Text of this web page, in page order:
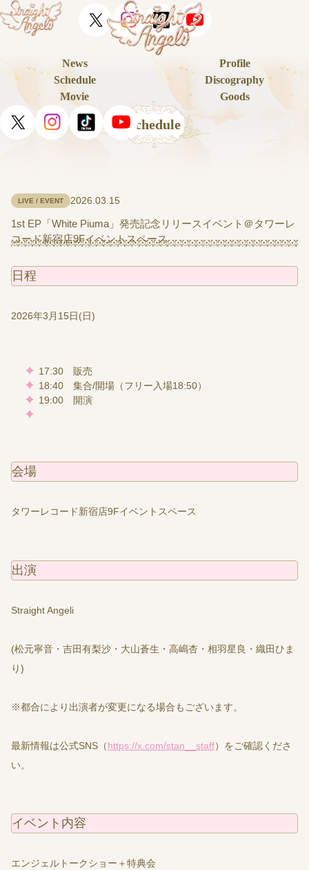
News
Profile
Schedule
Discography
Movie
Goods
Schedule
2026.03.15
LIVE / EVENT
1st EP「White Piuma」発売記念リリースイベント＠タワーレ
コード新宿店9Fイベントスペース
日程
2026年3月15日(日)
17:30 販売
18:40 集合/開場（フリー入場18:50）
19:00 開演
会場
タワーレコード新宿店9Fイベントスペース
出演
Straight Angeli
(松元寧音・吉田有梨沙・大山蒼生・高嶋杏・相羽星良・織田ひま
り)
※都合により出演者が変更になる場合もございます。
最新情報は公式SNS（https://x.com/stan__staff）をご確認くださ
い。
イベント内容
エンジェルトークショー＋特典会